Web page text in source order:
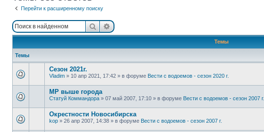
Перейти к расширенному поиску
ПоискРасширенный поиск
Темы
Темы
Сезон 2021г.
Vladim » 10 апр 2021, 17:42 » в форуме Вести с водоемов - сезон 2020 г.
МР выше города
Статуй Коммандора » 07 май 2007, 17:10 » в форуме Вести с водоемов - сезон 2007 г.
Окрестности Новосибирска
kop » 26 апр 2007, 14:38 » в форуме Вести с водоемов - сезон 2007 г.